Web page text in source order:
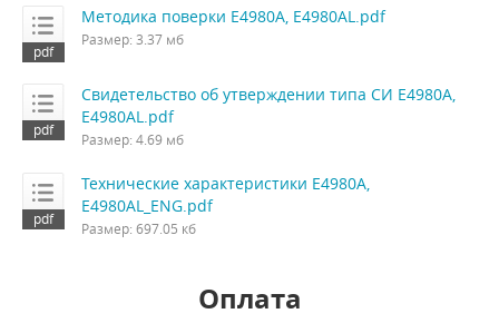
Методика поверки E4980A, E4980AL.pdf
Размер: 3.37 мб
Свидетельство об утверждении типа СИ E4980A,
E4980AL.pdf
Размер: 4.69 мб
Технические характеристики E4980A,
E4980AL_ENG.pdf
Размер: 697.05 кб
Оплата